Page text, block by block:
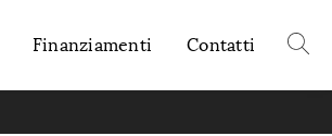
Finanziamenti Contatti